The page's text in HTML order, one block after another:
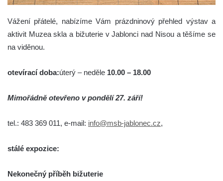
Vážení přátelé, nabízíme Vám prázdninový přehled výstav a
aktivit Muzea skla a bižuterie v Jablonci nad Nisou a těšíme se
na viděnou.
otevírací doba:úterý – neděle 10.00 – 18.00
Mimořádně otevřeno v pondělí 27. září!
tel.: 483 369 011, e-mail: info@msb-jablonec.cz,
stálé expozice:
Nekonečný příběh bižuterie